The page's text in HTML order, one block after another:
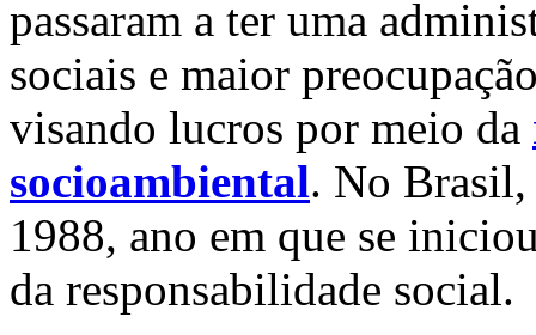
passaram a ter uma
sociais e maior
visando lucros por meio da
socioambiental. No Brasil,
1988, ano em que se
da responsabilidade social.